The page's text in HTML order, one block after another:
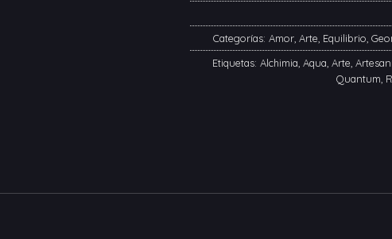
Categorías: Amor, Arte, Equilibrio,
Etiquetas: Alchimia, Aqua, Arte,
Quantum,